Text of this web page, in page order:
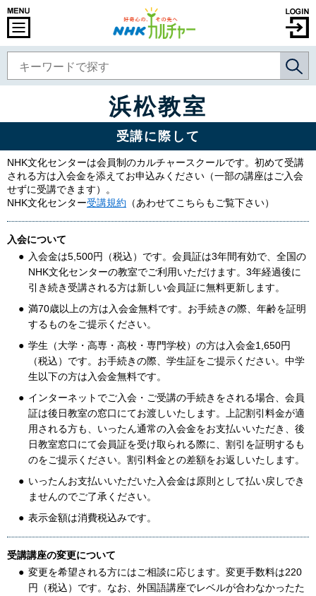
浜松教室
受講に際して
NHK文化センターは会員制のカルチャースクールです。初めて受講
される方は入会金を添えてお申込みください（一部の講座はご入会
せずに受講できます）。
NHK文化センター受講規約 （あわせてこちらもご覧下さい）
入会について
入会金は5,500円（税込）です。会員証は3年間有効で、全国の
NHK文化センターの教室でご利用いただけます。3年経過後に
引き続き受講される方は新しい会員証に無料更新します。
満70歳以上の方は入会金無料です。お手続きの際、年齢を証明
するものをご提示ください。
学生（大学・高専・高校・専門学校）の方は入会金1,650円
（税込）です。お手続きの際、学生証をご提示ください。中学
生以下の方は入会金無料です。
インターネットでご入会・ご受講の手続きをされる場合、会員
証は後日教室の窓口にてお渡しいたします。上記割引料金が適
用される方も、いったん通常の入会金をお支払いいただき、後
日教室窓口にて会員証を受け取られる際に、割引を証明するも
のをご提示ください。割引料金との差額をお返しいたします。
いったんお支払いいただいた入会金は原則として払い戻しでき
ませんのでご了承ください。
表示金額は消費税込みです。
受講講座の変更について
変更を希望される方にはご相談に応じます。変更手数料は220
円（税込）です。なお、外国語講座でレベルが合わなかったた